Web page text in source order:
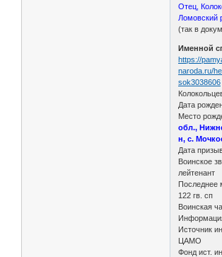
Отец,
Ломовский
(так в
Именной
https://
naroda.ru/
sok3038606
Дата
Место
обл.,
н, с.
Дата
Воинское
лейтенант
Последнее
122 гв. сп
Воинская
Источник
ЦАМО
Фонд ист.